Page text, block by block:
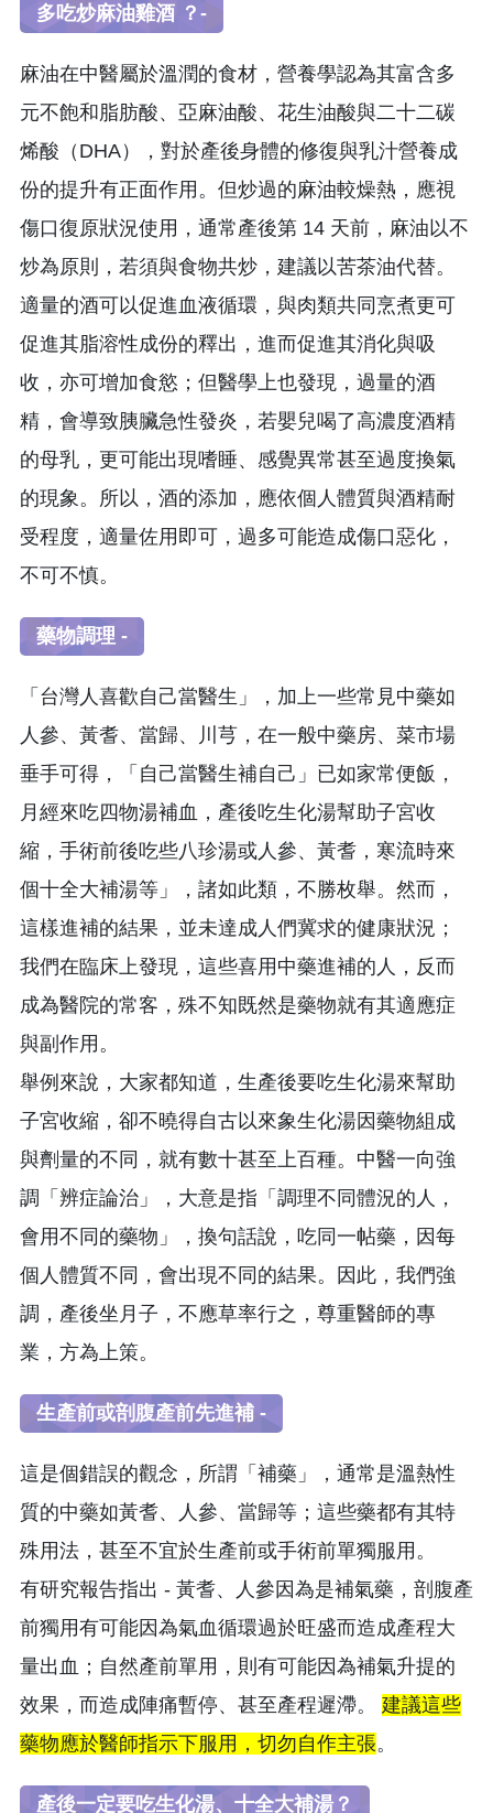
多吃炒麻油雞酒 ？-
麻油在中醫屬於溫潤的食材，營養學認為其富含多
元不飽和脂肪酸、亞麻油酸、花生油酸與二十二碳
烯酸（DHA），對於產後身體的修復與乳汁營養成
份的提升有正面作用。但炒過的麻油較燥熱，應視
傷口復原狀況使用，通常產後第 14 天前，麻油以不
炒為原則，若須與食物共炒，建議以苦茶油代替。
適量的酒可以促進血液循環，與肉類共同烹煮更可
促進其脂溶性成份的釋出，進而促進其消化與吸
收，亦可增加食慾；但醫學上也發現，過量的酒
精，會導致胰臟急性發炎，若嬰兒喝了高濃度酒精
的母乳，更可能出現嗜睡、感覺異常甚至過度換氣
的現象。所以，酒的添加，應依個人體質與酒精耐
受程度，適量佐用即可，過多可能造成傷口惡化，
不可不慎。
藥物調理 -
「台灣人喜歡自己當醫生」，加上一些常見中藥如
人參、黃耆、當歸、川芎，在一般中藥房、菜市場
垂手可得，「自己當醫生補自己」已如家常便飯，
月經來吃四物湯補血，產後吃生化湯幫助子宮收
縮，手術前後吃些八珍湯或人參、黃耆，寒流時來
個十全大補湯等」，諸如此類，不勝枚舉。然而，
這樣進補的結果，並未達成人們冀求的健康狀況；
我們在臨床上發現，這些喜用中藥進補的人，反而
成為醫院的常客，殊不知既然是藥物就有其適應症
與副作用。
舉例來說，大家都知道，生產後要吃生化湯來幫助
子宮收縮，卻不曉得自古以來象生化湯因藥物組成
與劑量的不同，就有數十甚至上百種。中醫一向強
調「辨症論治」，大意是指「調理不同體況的人，
會用不同的藥物」，換句話說，吃同一帖藥，因每
個人體質不同，會出現不同的結果。因此，我們強
調，產後坐月子，不應草率行之，尊重醫師的專
業，方為上策。
生產前或剖腹產前先進補 -
這是個錯誤的觀念，所謂「補藥」，通常是溫熱性
質的中藥如黃耆、人參、當歸等；這些藥都有其特
殊用法，甚至不宜於生產前或手術前單獨服用。
有研究報告指出 - 黃耆、人參因為是補氣藥，剖腹產
前獨用有可能因為氣血循環過於旺盛而造成產程大
量出血；自然產前單用，則有可能因為補氣升提的
效果，而造成陣痛暫停、甚至產程遲滯。 建議這些
藥物應於醫師指示下服用，切勿自作主張。
產後一定要吃生化湯、十全大補湯？